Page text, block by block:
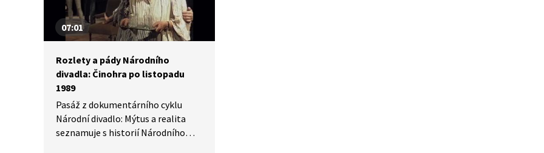
07:01
Rozlety a pády Národního
divadla: Činohra po listopadu
1989
Pasáž z dokumentárního cyklu
Národní divadlo: Mýtus a realita
seznamuje s historií Národního